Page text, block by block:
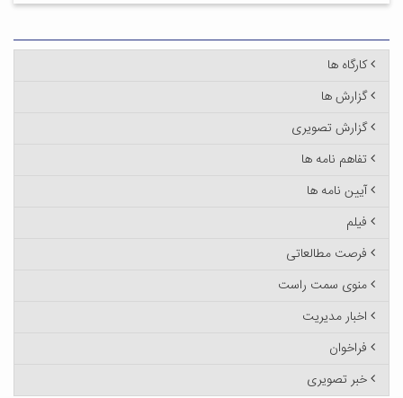
کارگاه ها
گزارش ها
گزارش تصویری
تفاهم نامه ها
آیین نامه ها
فیلم
فرصت مطالعاتی
منوی سمت راست
اخبار مدیریت
فراخوان
خبر تصویری